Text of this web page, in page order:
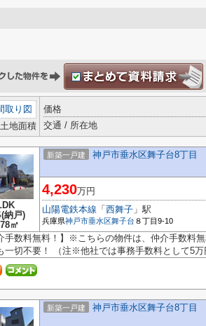
取り図
地面積
価格
交通 / 所在地
納戸)
㎡
新築一戸建 神戸市垂水区舞子台8丁
4,230万円
山陽電鉄本線 「 西舞子 」駅
兵庫県神戸市垂水区舞子台 ８丁目9-10
手数料無料！】※こちらの物件は、仲介手数料
一切不要！ （注※他社では事務手数料として5
新築一戸建 神戸市垂水区舞子台8丁目